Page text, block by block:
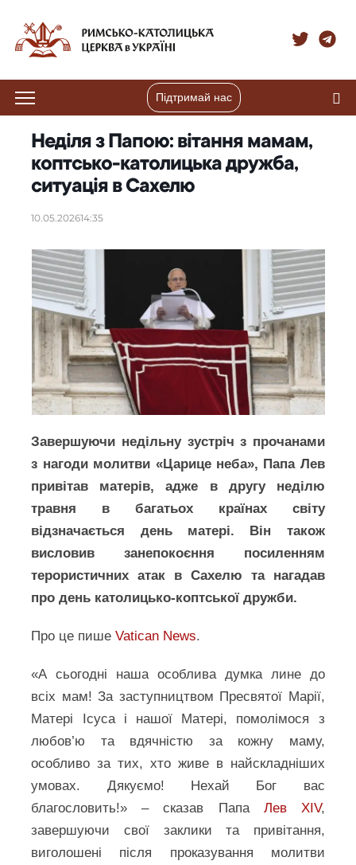
Підтримай нас
Неділя з Папою: вітання мамам,
коптсько-католицька дружба,
ситуація в Сахелю
10.05.202614:35
Завершуючи недільну зустріч з прочанами
з нагоди молитви «Царице неба», Папа Лев
привітав матерів, адже в другу неділю
травня в багатьох країнах світу
відзначається день матері. Він також
висловив занепокоєння посиленням
терористичних атак в Сахелю та нагадав
про день католицько-коптської дружби.
Про це пишеVatican News.
«А сьогодні наша особлива думка лине до
всіх мам! За заступництвом Пресвятої Марії,
Матері Ісуса і нашої Матері, помолімося з
любов’ю та вдячністю за кожну маму,
особливо за тих, хто живе в найскладніших
умовах. Дякуємо! Нехай Бог вас
благословить!» – сказав Папа Лев XIV,
завершуючи свої заклики та привітання,
виголошені після проказування молитви